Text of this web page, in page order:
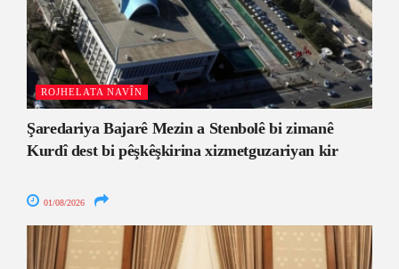
ROJHELATA NAVÎN
Şaredariya Bajarê Mezin a Stenbolê bi zimanê
Kurdî dest bi pêşkêşkirina xizmetguzariyan kir
01/08/2026